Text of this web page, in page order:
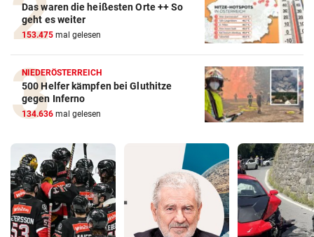
Das waren die heißesten Orte ++ So
geht es weiter
153.475 mal gelesen
NIEDERÖSTERREICH
500 Helfer kämpfen bei Gluthitze
gegen Inferno
134.636 mal gelesen